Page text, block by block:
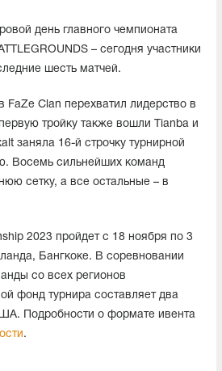
день главного чемпионата
– сегодня участники
шесть матчей.
FaZe Clan перехватил лидерство в
тройку также вошли Tianba и
заняла 16-й строчку турнирной
Восемь сильнейших команд
сетку, а все остальные – в
2023 пройдет с 18 ноября по 3
Бангкоке. В соревновании
со всех регионов
фонд турнира составляет два
Подробности о формате ивента
.